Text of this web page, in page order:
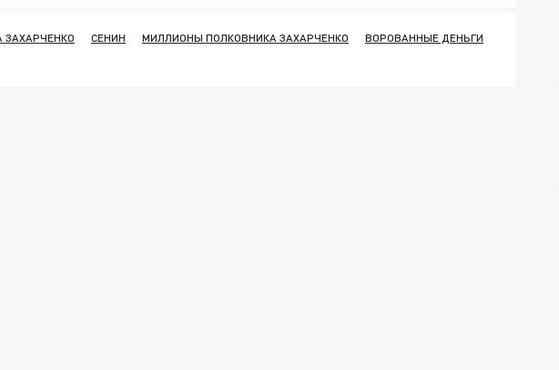
ЗАХАРЧЕНКО СЕНИН МИЛЛИОНЫ ПОЛКОВНИКА ЗАХАРЧЕНКО
ВОРОВАННЫЕ ДЕНЬГИ